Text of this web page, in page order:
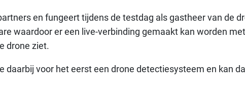
en fungeert tijdens de testdag als gastheer van de
waardoor er een live-verbinding gemaakt kan worden
drone ziet.
daarbij voor het eerst een drone detectiesysteem en kan